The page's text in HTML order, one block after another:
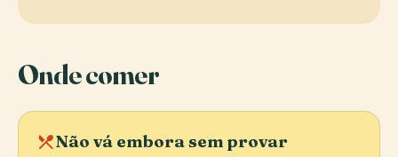
Onde comer
local_diningNão vá embora sem provar